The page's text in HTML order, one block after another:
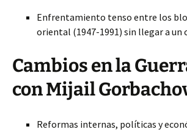
Enfrentamiento tenso entre los
oriental (1947-1991) sin llegar a un
Cambios en la
con Mijail
Reformas internas, políticas y